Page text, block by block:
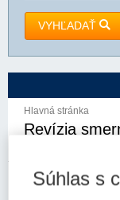
VYHĽADAŤ
Hlavná stránka
Revízia
6. 2. 2026
Súhlas s